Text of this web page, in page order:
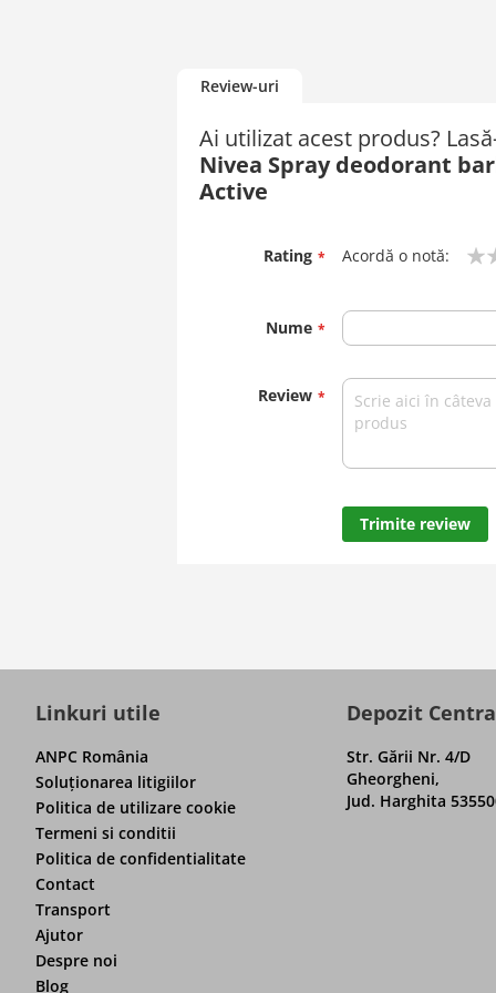
Review-uri
Ai utilizat acest produs?
Nivea Spray deodorant
Active
Rating
Acordă o notă:
Nume
Review
Trimite review
Linkuri utile
ANPC România
Soluţionarea litigiilor
Politica de utilizare cookie
Termeni si conditii
Politica de confidentialitate
Contact
Transport
Ajutor
Despre noi
Blog
Depozit
Str. Gării Nr. 4/D
Gheorgheni,
Jud. Harghita